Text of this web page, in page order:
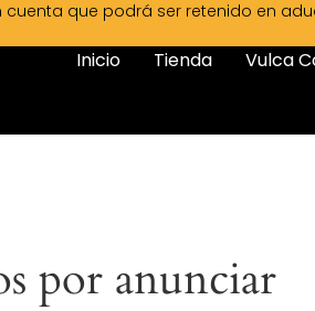
que podrá ser retenido en
Inicio Tienda Vulca
por anunciar